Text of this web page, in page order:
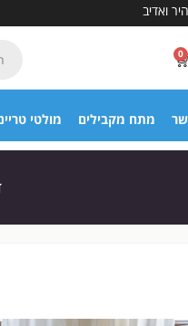
ואדיב
0
מתח מקבילים מולטי